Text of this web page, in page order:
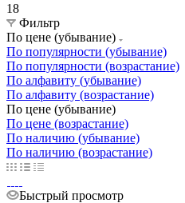
18
Фильтр
По цене (убывание)
По популярности (убывание)
По популярности (возрастание)
По алфавиту (убывание)
По алфавиту (возрастание)
По цене (убывание)
По цене (возрастание)
По наличию (убывание)
По наличию (возрастание)
Быстрый просмотр